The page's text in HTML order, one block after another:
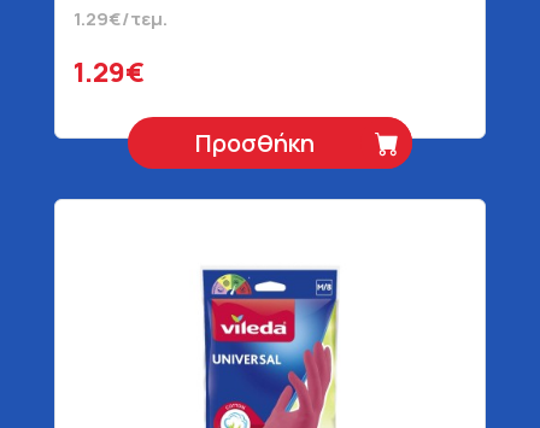
1.29€/τεμ.
1.29€
Προσθήκη